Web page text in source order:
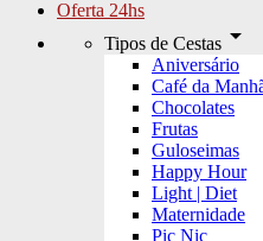
Oferta 24hs
Tipos de Cestas arrow_drop_down
Aniversário
Café da
Chocolates
Frutas
Guloseimas
Happy Hour
Light | Diet
Maternidade
Pic Nic